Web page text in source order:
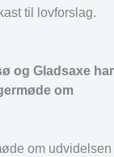
til lovforslag.
og Gladsaxe har
om
om udvidelsen